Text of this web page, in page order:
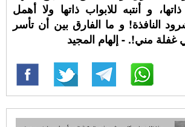
و أنتبه للابواب ذاتها ولا أهمل
النافذة! و ما الفارق بين أن تأسر
مني!. - إلهام المجيد